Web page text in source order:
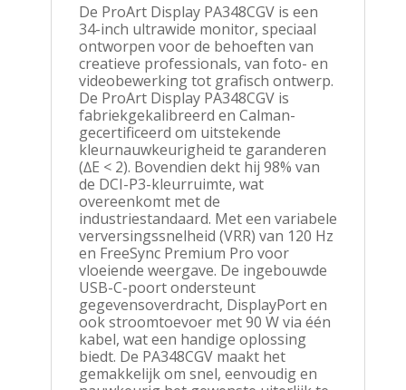
De ProArt Display PA348CGV is een
34-inch ultrawide monitor, speciaal
ontworpen voor de behoeften van
creatieve professionals, van foto- en
videobewerking tot grafisch ontwerp.
De ProArt Display PA348CGV is
fabriekgekalibreerd en Calman-
gecertificeerd om uitstekende
kleurnauwkeurigheid te garanderen
(∆E < 2). Bovendien dekt hij 98% van
de DCI-P3-kleurruimte, wat
overeenkomt met de
industriestandaard. Met een variabele
verversingssnelheid (VRR) van 120 Hz
en FreeSync Premium Pro voor
vloeiende weergave. De ingebouwde
USB-C-poort ondersteunt
gegevensoverdracht, DisplayPort en
ook stroomtoevoer met 90 W via één
kabel, wat een handige oplossing
biedt. De PA348CGV maakt het
gemakkelijk om snel, eenvoudig en